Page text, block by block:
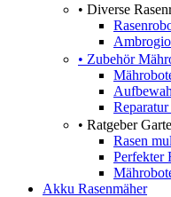
• Diverse
• Zubehör
• Ratgeber
Rasen
Perfekter
Akku Rasenmäher